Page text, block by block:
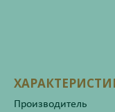
Производитель